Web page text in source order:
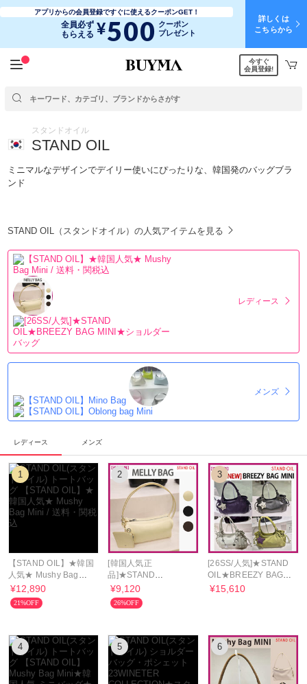
アプリからの会員登録ですぐに使えるクーポンGET！
全員必ず
もらえる ¥500 クーポン
プレゼント
詳しくは
こちらから
今すぐ
会員登録!
スタンドオイル
STAND OIL
ミニマルなデザインでデイリー使いにぴったりな、韓国発のバッグブラ
ンド
STAND OIL（スタンドオイル）の人気アイテムを見る
レディース
メンズ
レディース メンズ
1
【STAND OIL】★韓国
人気★ Mushy Bag
Mini / 送料・関税込
¥12,890
21%OFF
2
[韓国人気正
品]★STAND
OIL★MELLY BAG★シ
ョルダーバッグ
¥9,120
26%OFF
3
[26SS/人気]★STAND
OIL★BREEZY BAG
MINI★ショルダーバッ
¥15,610
4 5 6